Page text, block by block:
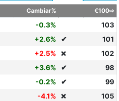
Cambiar% €100⇨
-0.3%
103
+2.6% ✔
101
+2.5% ❌
102
+3.6% ✔
98
-0.2% ✔
99
-4.1% ❌
105